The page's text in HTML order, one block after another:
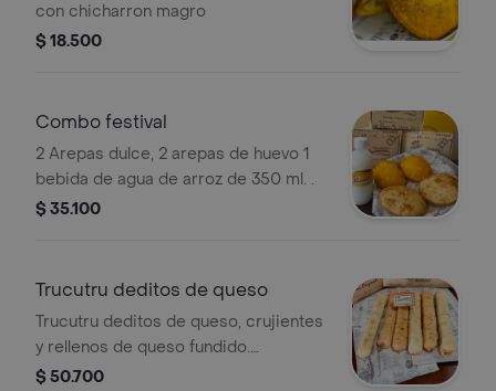
con chicharron magro
$ 18.500
Combo festival
2 Arepas dulce, 2 arepas de huevo 1
bebida de agua de arroz de 350 ml. .
$ 35.100
Trucutru deditos de queso
Trucutru deditos de queso, crujientes
y rellenos de queso fundido.
Perfectos para compartir.
$ 50.700